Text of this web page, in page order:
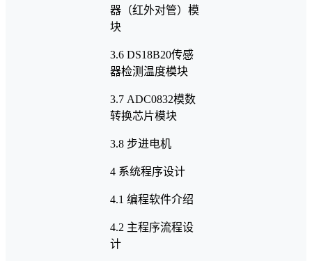
器（红外对管）模
块
3.6 DS18B20传感
器检测温度模块
3.7 ADC0832模数
转换芯片模块
3.8 步进电机
4 系统程序设计
4.1 编程软件介绍
4.2 主程序流程设
计